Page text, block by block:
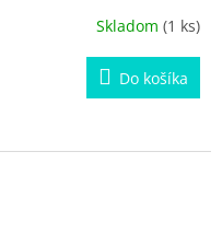
Skladom (1 ks)
Do košíka